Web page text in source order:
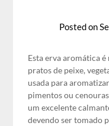
Posted on
Esta erva aromática
pratos de peixe,
usada para
pimentos ou
um excelente
devendo ser tomado